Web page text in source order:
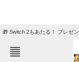
🎁 Switch 2もあたる！ プレゼ